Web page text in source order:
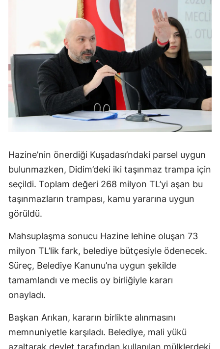
Hazine’nin önerdiği Kuşadası’ndaki parsel uygun
bulunmazken, Didim’deki iki taşınmaz trampa için
seçildi. Toplam değeri 268 milyon TL’yi aşan bu
taşınmazların trampası, kamu yararına uygun
görüldü.
Mahsuplaşma sonucu Hazine lehine oluşan 73
milyon TL’lik fark, belediye bütçesiyle ödenecek.
Süreç, Belediye Kanunu’na uygun şekilde
tamamlandı ve meclis oy birliğiyle kararı
onayladı.
Başkan Arıkan, kararın birlikte alınmasını
memnuniyetle karşıladı. Belediye, mali yükü